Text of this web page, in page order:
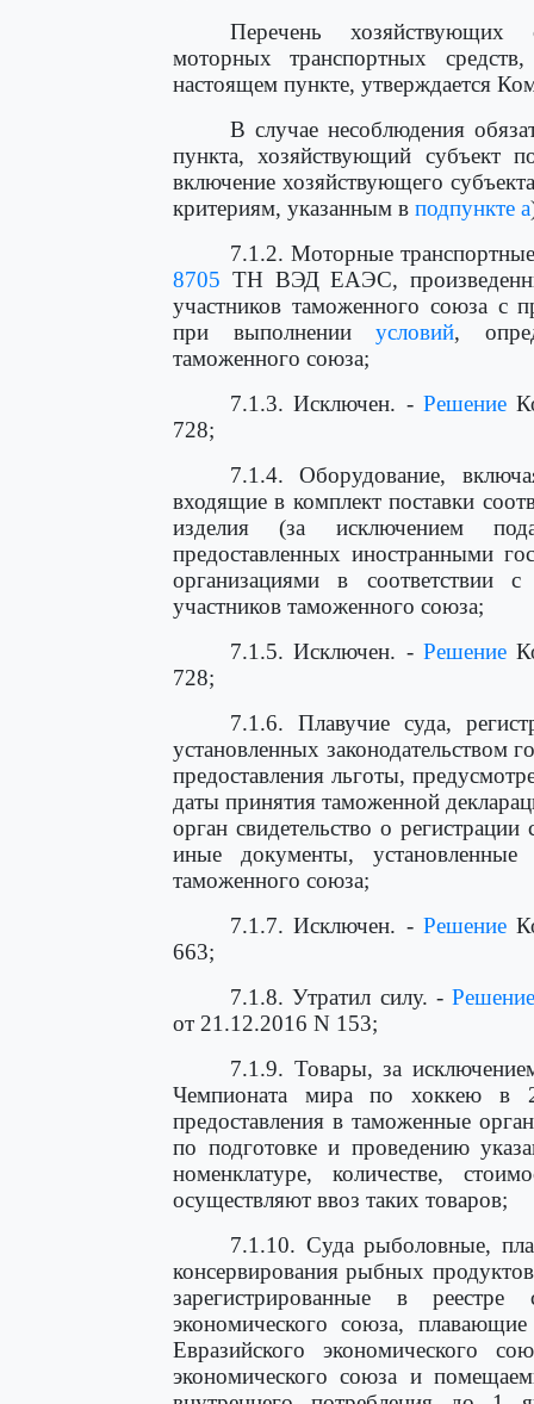
Перечень хозяйствующих
моторных транспортных
настоящем пункте, утверждается
В случае несоблюдения
пункта, хозяйствующий субъект
включение хозяйствующего
критериям, указанным в подпункте а
7.1.2. Моторные
8705 ТН ВЭД ЕАЭС,
участников таможенного союза с
при выполнении условий,
таможенного союза;
7.1.3. Исключен. - Решение
728;
7.1.4. Оборудование,
входящие в комплект поставки
изделия (за исключением
предоставленных иностранными
организациями в соответствии
участников таможенного союза;
7.1.5. Исключен. - Решение
728;
7.1.6. Плавучие суда,
установленных законодательством
предоставления льготы,
даты принятия таможенной
орган свидетельство о
иные документы, установленные
таможенного союза;
7.1.7. Исключен. - Решение
663;
7.1.8. Утратил силу. - Решение
от 21.12.2016 N 153;
7.1.9. Товары, за
Чемпионата мира по хоккею в
предоставления в таможенные
по подготовке и проведению
номенклатуре, количестве,
осуществляют ввоз таких товаров;
7.1.10. Суда рыболовные,
консервирования рыбных
зарегистрированные в
экономического союза,
Евразийского экономического
экономического союза и